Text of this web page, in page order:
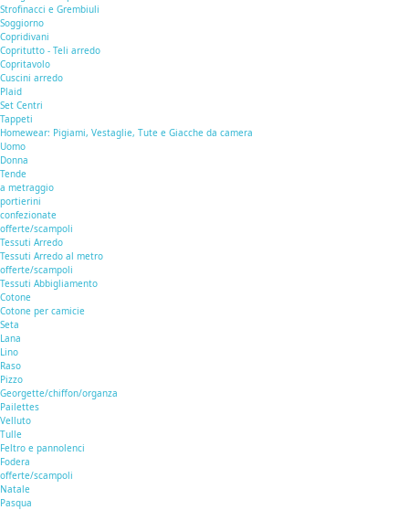
Strofinacci e Grembiuli
Soggiorno
Copridivani
Copritutto - Teli arredo
Copritavolo
Cuscini arredo
Plaid
Set Centri
Tappeti
Homewear: Pigiami, Vestaglie, Tute e Giacche da camera
Uomo
Donna
Tende
a metraggio
portierini
confezionate
offerte/scampoli
Tessuti Arredo
Tessuti Arredo al metro
offerte/scampoli
Tessuti Abbigliamento
Cotone
Cotone per camicie
Seta
Lana
Lino
Raso
Pizzo
Georgette/chiffon/organza
Pailettes
Velluto
Tulle
Feltro e pannolenci
Fodera
offerte/scampoli
Natale
Pasqua